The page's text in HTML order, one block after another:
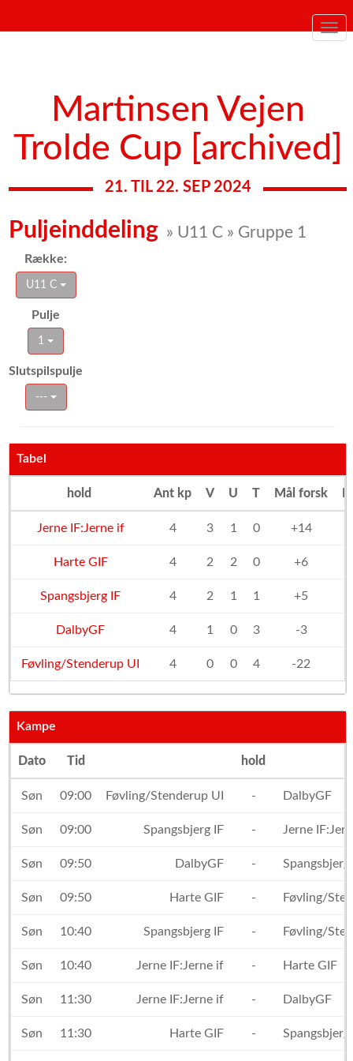
Martinsen Vejen
Trolde Cup [archived]
21. TIL 22. SEP 2024
Puljeinddeling » U11 C » Gruppe 1
Række:
U11 C
Pulje
1
Slutspilspulje
---
Tabel
hold Ant kp V U T Mål forsk
Jerne IF:Jerne if 4 3 1 0 +14
Harte GIF 4 2 2 0 +6
Spangsbjerg IF 4 2 1 1 +5
DalbyGF 4 1 0 3 -3
Føvling/Stenderup UI 4 0 0 4 -22
Kampe
Dato Tid hold
Søn 09:00 Føvling/Stenderup UI - DalbyGF
Søn 09:00 Spangsbjerg IF - Jerne
Søn 09:50 DalbyGF - Spangsbjerg
Søn 09:50 Harte GIF - Føvling/
Søn 10:40 Spangsbjerg IF - Føvling/
Søn 10:40 Jerne IF:Jerne if - Harte GIF
Søn 11:30 Jerne IF:Jerne if - DalbyGF
Søn 11:30 Harte GIF - Spangsbjerg